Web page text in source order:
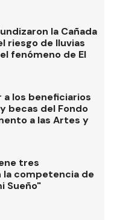
la Cañada
riesgo de lluvias
fenómeno de El
a los beneficiarios
becas del Fondo
a las Artes y
tres
la competencia de
Sueño"